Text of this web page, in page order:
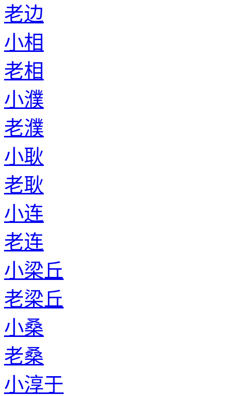
老边
小相
老相
小濮
老濮
小耿
老耿
小连
老连
小梁丘
老梁丘
小桑
老桑
小淳于